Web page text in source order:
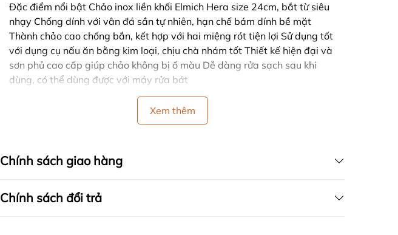
Đặc điểm nổi bật Chảo inox liền khối Elmich Hera size 24cm, bắt từ siêu
nhạy Chống dính với vân đá sần tự nhiên, hạn chế bám dính bề mặt
Thành chảo cao chống bắn, kết hợp với hai miệng rót tiện lợi Sử dụng tốt
với dụng cụ nấu ăn bằng kim loại, chịu chà nhám tốt Thiết kế hiện đại và
sơn phủ cao cấp giúp chảo không bị ố màu Dễ dàng rửa sạch sau khi
dùng, có thể dùng được với máy rửa bát
Xem thêm
Chính sách giao hàng
Chính sách đổi trả